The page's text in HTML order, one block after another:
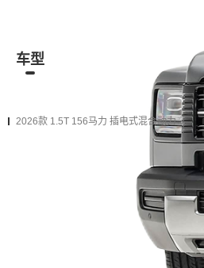
车型
2024款（停售）
2026款 1.5T 156马力 插电式混合动力
购车计算
1项配置）